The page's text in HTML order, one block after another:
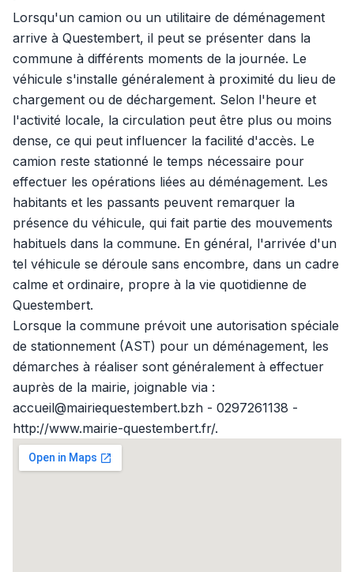
Lorsqu'un camion ou un utilitaire de déménagement
arrive à Questembert, il peut se présenter dans la
commune à différents moments de la journée. Le
véhicule s'installe généralement à proximité du lieu de
chargement ou de déchargement. Selon l'heure et
l'activité locale, la circulation peut être plus ou moins
dense, ce qui peut influencer la facilité d'accès. Le
camion reste stationné le temps nécessaire pour
effectuer les opérations liées au déménagement. Les
habitants et les passants peuvent remarquer la
présence du véhicule, qui fait partie des mouvements
habituels dans la commune. En général, l'arrivée d'un
tel véhicule se déroule sans encombre, dans un cadre
calme et ordinaire, propre à la vie quotidienne de
Questembert.
Lorsque la commune prévoit une autorisation spéciale
de stationnement (AST) pour un déménagement, les
démarches à réaliser sont généralement à effectuer
auprès de la mairie, joignable via :
accueil@mairiequestembert.bzh - 0297261138 -
http://www.mairie-questembert.fr/.